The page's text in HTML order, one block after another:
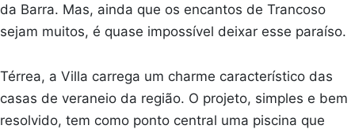
da Barra. Mas, ainda que os encantos de Trancoso
sejam muitos, é quase impossível deixar esse paraíso.
Térrea, a Villa carrega um charme característico das
casas de veraneio da região. O projeto, simples e bem
resolvido, tem como ponto central uma piscina que